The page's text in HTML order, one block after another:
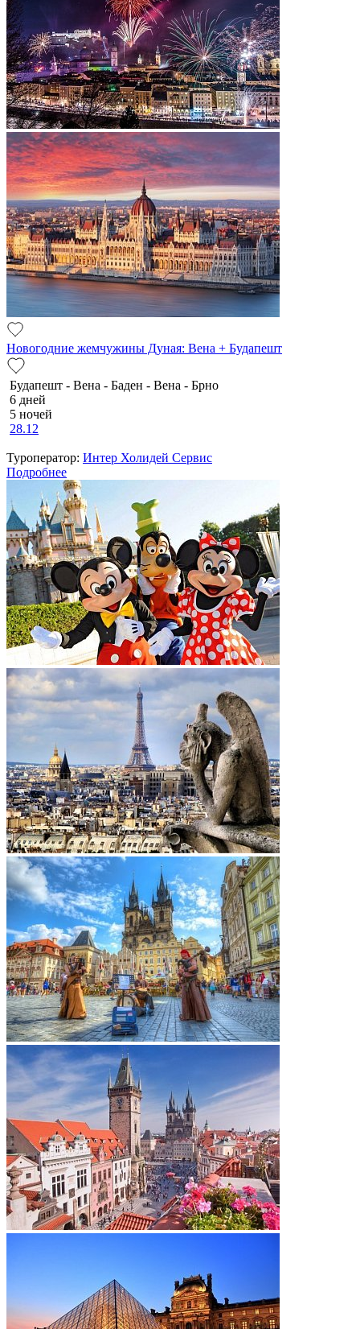
Новогодние жемчужины Дуная: Вена + Будапешт
Будапешт - Вена - Баден - Вена - Брно
6 дней
5 ночей
28.12
Туроператор: Интер Холидей Сервис
Подробнее